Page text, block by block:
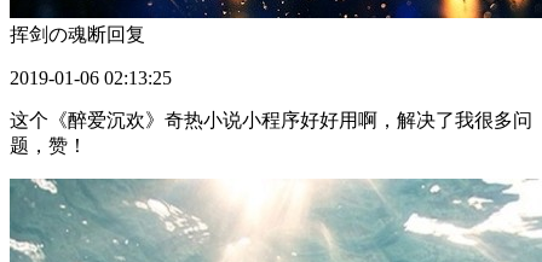
挥剑の魂断回复
2019-01-06 02:13:25
这个《醉爱沉欢》奇热小说小程序好好用啊，解决了我很多问
题，赞！